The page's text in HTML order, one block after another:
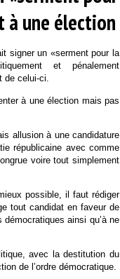
une élection
signer un «serment pour la
et pénalement
de celui-ci.
à une élection mais pas
allusion à une candidature
républicaine avec comme
voire tout simplement
possible, il faut rédiger
tout candidat en faveur de
ainsi qu’à ne
avec la destitution du
de l’ordre démocratique.